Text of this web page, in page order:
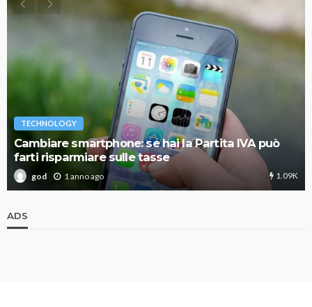
TECHNOLOGY
Cambiare smartphone: se hai la Partita IVA può
farti risparmiare sulle tasse
god 1 anno ago 1.09K
ADS